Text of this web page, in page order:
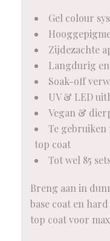
Gel colour
Zijdezachte
Langdurig
Soak-off
UV & LED
Vegan &
Te gebruiken
top coat
Tot wel 85
Breng aan in
base coat en
top coat voor